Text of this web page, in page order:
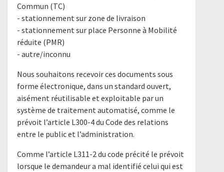
Commun (TC)
- stationnement sur zone de livraison
- stationnement sur place Personne à Mobilité
réduite (PMR)
- autre/inconnu
Nous souhaitons recevoir ces documents sous
forme électronique, dans un standard ouvert,
aisément réutilisable et exploitable par un
système de traitement automatisé, comme le
prévoit l’article L300-4 du Code des relations
entre le public et l’administration.
Comme l’article L311-2 du code précité le prévoit
lorsque le demandeur a mal identifié celui qui est